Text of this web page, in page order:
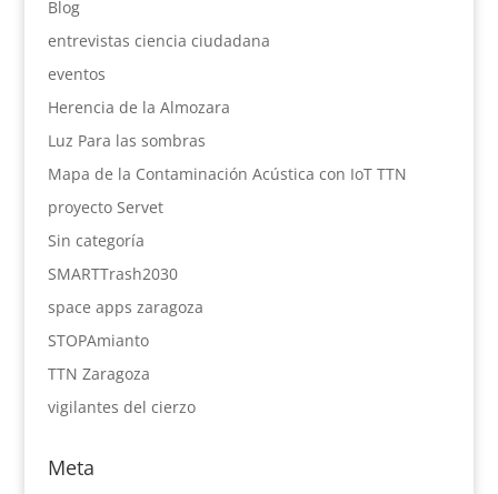
Blog
entrevistas ciencia ciudadana
eventos
Herencia de la Almozara
Luz Para las sombras
Mapa de la Contaminación Acústica con IoT TTN
proyecto Servet
Sin categoría
SMARTTrash2030
space apps zaragoza
STOPAmianto
TTN Zaragoza
vigilantes del cierzo
Meta